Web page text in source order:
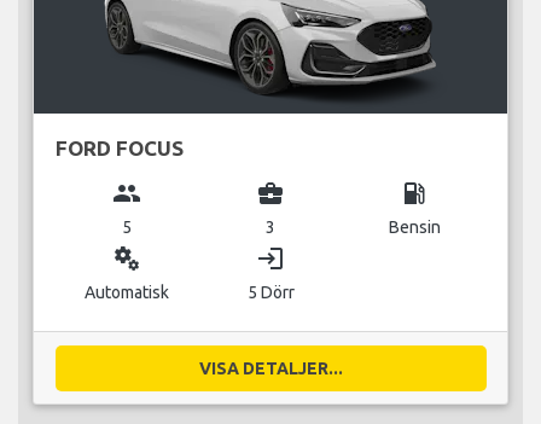
FORD FOCUS
group
5
business_center
3
local_gas_station
Bensin
miscellaneous_services
Automatisk
login
5 Dörr
VISA DETALJER...